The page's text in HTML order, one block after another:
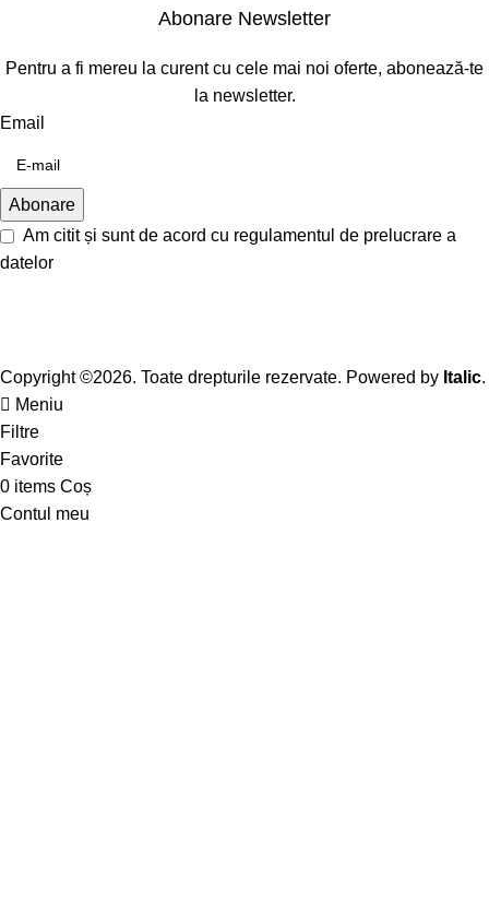
Abonare Newsletter
Pentru a fi mereu la curent cu cele mai noi oferte, abonează-te
la newsletter.
Email
Am citit și sunt de acord cu regulamentul de prelucrare a
datelor
Copyright ©2026. Toate drepturile rezervate. Powered by Italic.
Meniu
Filtre
Favorite
0 items Coș
Contul meu